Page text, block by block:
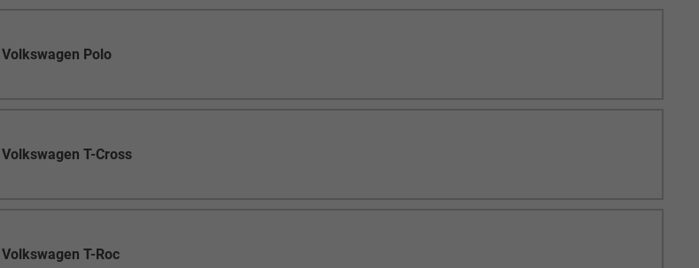
Volkswagen Polo
Volkswagen T-Cross
Volkswagen T-Roc